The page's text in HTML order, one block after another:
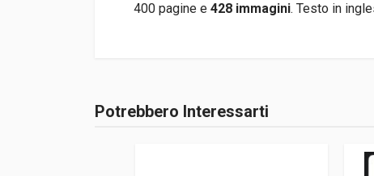
400 pagine e 428 immagini. Testo in
9781956309089
Accedi o registrati
Potrebbero Interessarti